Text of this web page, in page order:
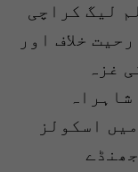
لیگ کراچی
خلاف اور
غزہ
اسکولز